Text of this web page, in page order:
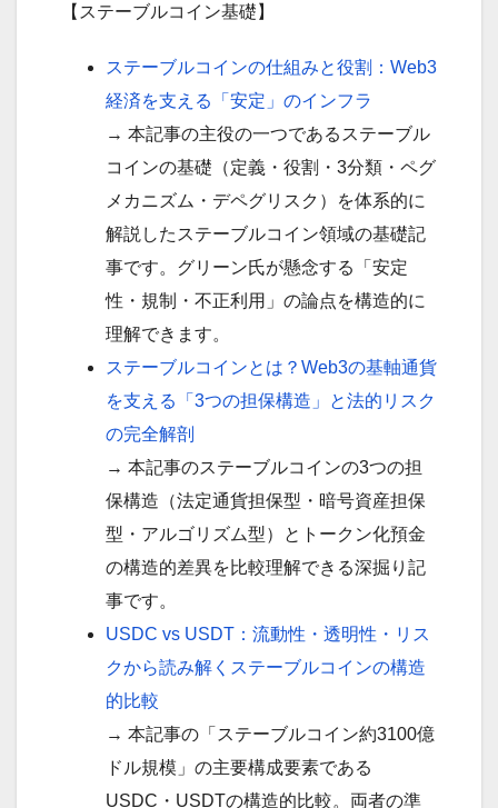
【ステーブルコイン基礎】
ステーブルコインの仕組みと役割：Web3
経済を支える「安定」のインフラ
→ 本記事の主役の一つであるステーブル
コインの基礎（定義・役割・3分類・ペグ
メカニズム・デペグリスク）を体系的に
解説したステーブルコイン領域の基礎記
事です。グリーン氏が懸念する「安定
性・規制・不正利用」の論点を構造的に
理解できます。
ステーブルコインとは？Web3の基軸通貨
を支える「3つの担保構造」と法的リスク
の完全解剖
→ 本記事のステーブルコインの3つの担
保構造（法定通貨担保型・暗号資産担保
型・アルゴリズム型）とトークン化預金
の構造的差異を比較理解できる深掘り記
事です。
USDC vs USDT：流動性・透明性・リス
クから読み解くステーブルコインの構造
的比較
→ 本記事の「ステーブルコイン約3100億
ドル規模」の主要構成要素である
USDC・USDTの構造的比較。両者の準